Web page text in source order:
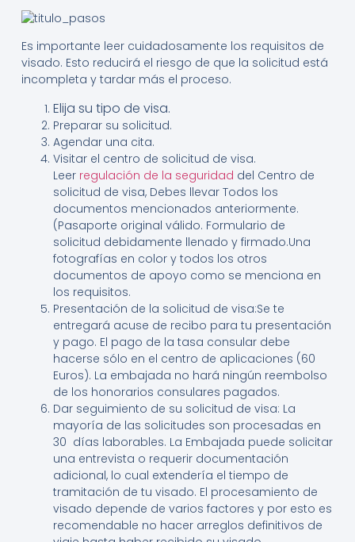
Es importante leer cuidadosamente los requisitos de
visado. Esto reducirá el riesgo de que la solicitud está
incompleta y tardar más el proceso.
Elija su tipo de visa.
Preparar su solicitud.
Agendar una cita.
Visitar el centro de solicitud de visa.
Leer regulación de la seguridad del Centro de
solicitud de visa, Debes llevar Todos los
documentos mencionados anteriormente.
(Pasaporte original válido. Formulario de
solicitud debidamente llenado y firmado.Una
fotografías en color y todos los otros
documentos de apoyo como se menciona en
los requisitos.
Presentación de la solicitud de visa:Se te
entregará acuse de recibo para tu presentación
y pago. El pago de la tasa consular debe
hacerse sólo en el centro de aplicaciones (60
Euros). La embajada no hará ningún reembolso
de los honorarios consulares pagados.
Dar seguimiento de su solicitud de visa: La
mayoría de las solicitudes son procesadas en
30 días laborables. La Embajada puede solicitar
una entrevista o requerir documentación
adicional, lo cual extendería el tiempo de
tramitación de tu visado. El procesamiento de
visado depende de varios factores y por esto es
recomendable no hacer arreglos definitivos de